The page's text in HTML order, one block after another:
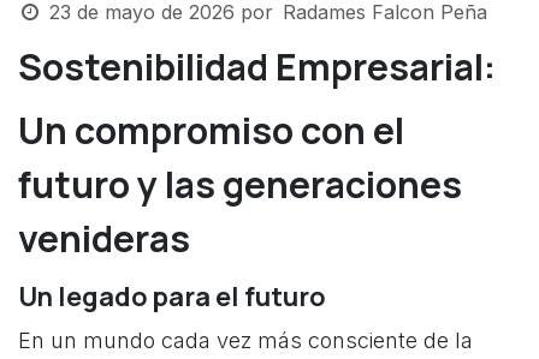
23 de mayo de 2026 por Radames Falcon Peña
Sostenibilidad Empresarial:
Un compromiso con el
futuro y las generaciones
venideras
Un legado para el futuro
En un mundo cada vez más consciente de la